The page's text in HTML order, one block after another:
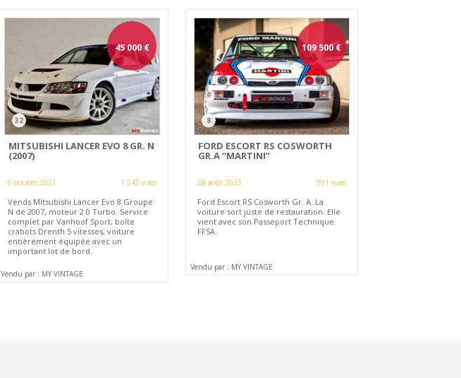
45 000€
32
MITSUBISHI LANCER EVO 8 GR. N
(2007)
6 octobre 2021 1 542 vues
Vends Mitsubishi Lancer Evo 8 Groupe
N de 2007, moteur 2.0 Turbo. Service
complet par Vanhoof Sport, boîte
crabots Drenth 5 vitesses, voiture
entièrement équipée avec un
important lot de bord.
Vendu par : MY VINTAGE
109 500€
8
FORD ESCORT RS COSWORTH
GR.A “MARTINI”
28 août 2023 991 vues
Ford Escort RS Cosworth Gr. A. La
voiture sort juste de restauration. Elle
vient avec son Passeport Technique
FFSA.
Vendu par : MY VINTAGE